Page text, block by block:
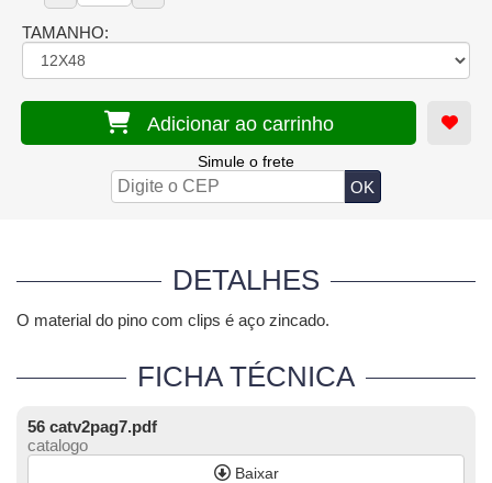
TAMANHO:
Adicionar ao carrinho
Simule o frete
DETALHES
O material do pino com clips é aço zincado.
FICHA TÉCNICA
56 catv2pag7.pdf
catalogo
Baixar